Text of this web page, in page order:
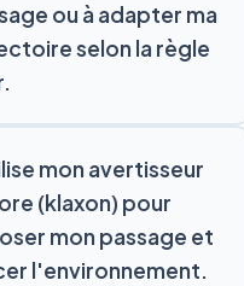
ou à adapter ma
selon la règle
mon avertisseur
(klaxon) pour
mon passage et
l'environnement.